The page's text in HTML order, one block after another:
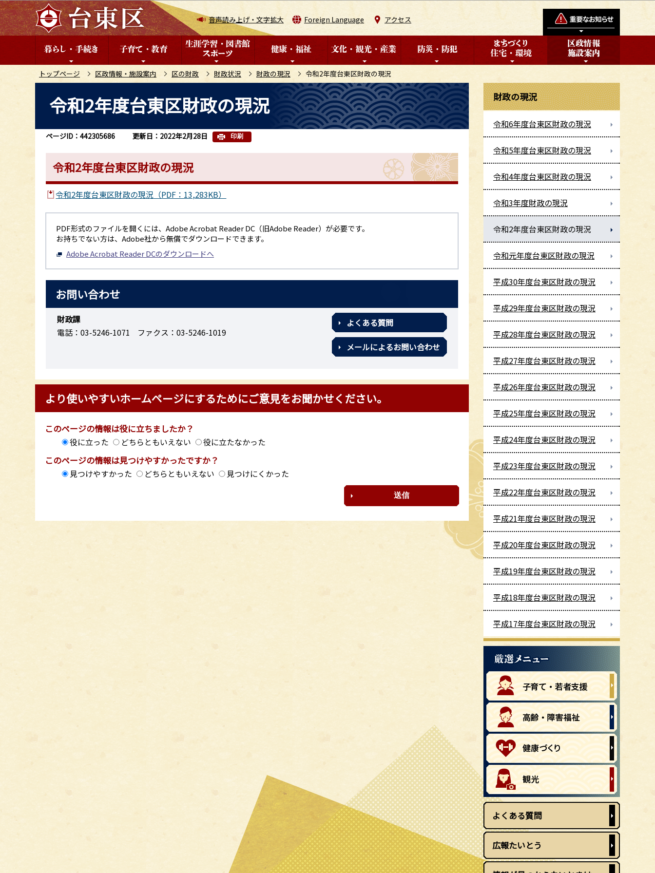
こ
の
ペ
音声読み上げ・文字拡大 Foreign Language アクセス
トップページ 区政情報・施設案内 区の財政 財政状況 財政の現況 令和2年度台東区財政の現況
こ
令和2年度台東区財政の現況
ページID：442305686 更新日：2022年2月28日 印刷
令和2年度台東区財政の現況
令和2年度台東区財政の現況（PDF：13,283KB）
PDF形式のファイルを開くには、Adobe Acrobat Reader DC（旧Adobe Reader）が必要です。
お持ちでない方は、Adobe社から無償でダウンロードできます。
Adobe Acrobat Reader DCのダウンロードへ
お問い合わせ
財政課
電話：03-5246-1071
ファクス：03-5246-1019
よくある質問
メールによるお問い合わせ
より使いやすいホームページにするためにご意見をお聞かせください。
このページの情報は役に立ちましたか？
役に立った どちらともいえない 役に立たなかった
このページの情報は見つけやすかったですか？
見つけやすかった どちらともいえない 見つけにくかった
財政の現況
令和6年度台東区財政の現況
令和5年度台東区財政の現況
令和4年度台東区財政の現況
令和3年度財政の現況
令和2年度台東区財政の現況
令和元年度台東区財政の現況
平成30年度台東区財政の現況
平成29年度台東区財政の現況
平成28年度台東区財政の現況
平成27年度台東区財政の現況
平成26年度台東区財政の現況
平成25年度台東区財政の現況
平成24年度台東区財政の現況
平成23年度台東区財政の現況
平成22年度台東区財政の現況
平成21年度台東区財政の現況
平成20年度台東区財政の現況
平成19年度台東区財政の現況
平成18年度台東区財政の現況
平成17年度台東区財政の現況
よくある質問
広報たいとう